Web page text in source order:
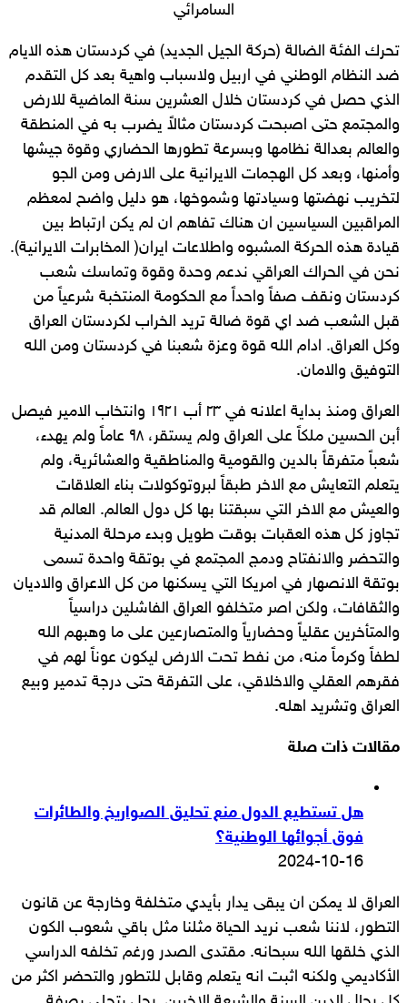
السامرائي
تحرك الفئة الضالة (حركة الجيل الجديد) في كردستان هذه الايام
ضد النظام الوطني في اربيل ولاسباب واهية بعد كل التقدم
الذي حصل في كردستان خلال العشرين سنة الماضية للارض
والمجتمع حتى اصبحت كردستان مثالاً يضرب به في المنطقة
والعالم بعدالة نظامها وبسرعة تطورها الحضاري وقوة جيشها
وأمنها، وبعد كل الهجمات الايرانية على الارض ومن الجو
لتخريب نهضتها وسيادتها وشموخها، هو دليل واضح لمعظم
المراقبين السياسين ان هناك تفاهم ان لم يكن ارتباط بين
قيادة هذه الحركة المشبوه واطلاعات ايران( المخابرات الايرانية).
نحن في الحراك العراقي ندعم وحدة وقوة وتماسك شعب
كردستان ونقف صفاً واحداً مع الحكومة المنتخبة شرعياً من
قبل الشعب ضد اي قوة ضالة تريد الخراب لكردستان العراق
وكل العراق. ادام الله قوة وعزة شعبنا في كردستان ومن الله
التوفيق والامان.
العراق ومنذ بداية اعلانه في ٢٣ أب ١٩٢١ وانتخاب الامير فيصل
أبن الحسين ملكاً على العراق ولم يستقر، ٩٨ عاماً ولم يهدء،
شعباً متفرقاً بالدين والقومية والمناطقية والعشائرية، ولم
يتعلم التعايش مع الاخر طبقاً لبروتوكولات بناء العلاقات
والعيش مع الاخر التي سبقتنا بها كل دول العالم. العالم قد
تجاوز كل هذه العقبات بوقت طويل وبدء مرحلة المدنية
والتحضر والانفتاح ودمج المجتمع في بوتقة واحدة تسمى
بوتقة الانصهار في امريكا التي يسكنها من كل الاعراق والاديان
والثقافات، ولكن اصر متخلفو العراق الفاشلين دراسياً
والمتأخرين عقلياً وحضارياً والمتصارعين على ما وهبهم الله
لطفاً وكرماً منه، من نفط تحت الارض ليكون عوناً لهم في
فقرهم العقلي والاخلاقي، على التفرقة حتى درجة تدمير وبيع
العراق وتشريد اهله.
مقالات ذات صلة
هل تستطيع الدول منع تحليق الصواريخ والطائرات
فوق أجوائها الوطنية؟
2024-10-16
العراق لا يمكن ان يبقى يدار بأيدي متخلفة وخارجة عن قانون
التطور، لاننا شعب نريد الحياة مثلنا مثل باقي شعوب الكون
الذي خلقها الله سبحانه. مقتدى الصدر ورغم تخلفه الدراسي
الأكاديمي ولكنه اثبت انه يتعلم وقابل للتطور والتحضر اكثر من